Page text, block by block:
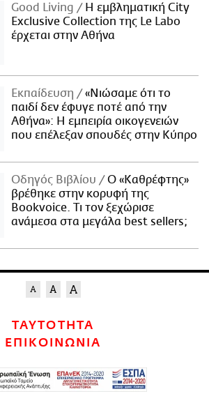
Good Living
Η εμβληματική City
Exclusive Collection της Le Labo
έρχεται στην Αθήνα
Εκπαίδευση
«Νιώσαμε ότι το
παιδί δεν έφυγε ποτέ από την
Αθήνα»: Η εμπειρία οικογενειών
που επέλεξαν σπουδές στην Κύπρο
Οδηγός Βιβλίου
Ο «Καθρέφτης»
βρέθηκε στην κορυφή της
Bookvoice. Τι τον ξεχώρισε
ανάμεσα στα μεγάλα best sellers;
ΤΑΥΤΟΤΗΤΑ
ΕΠΙΚΟΙΝΩΝΙΑ